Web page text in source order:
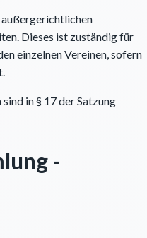
Dieses ist zuständig für
einzelnen Vereinen, sofern
in § 17 der Satzung
-